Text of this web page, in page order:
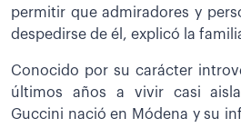
permitir que admiradores y
despedirse de él, explicó la
Conocido por su carácter
últimos años a vivir casi
Guccini nació en Módena y su